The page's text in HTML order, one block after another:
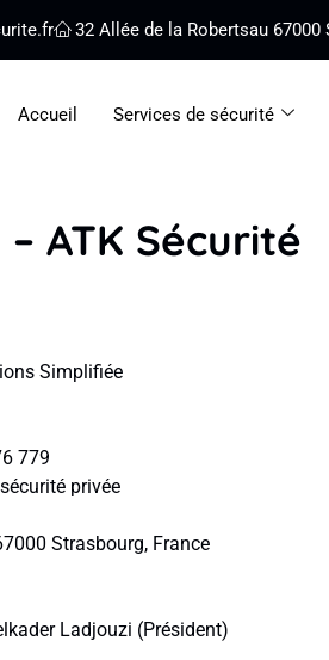
32 Allée de la Robertsau 67000
Accueil Services de sécurité
ATK Sécurité
Simplifiée
779
privée
Strasbourg, France
Ladjouzi (Président)